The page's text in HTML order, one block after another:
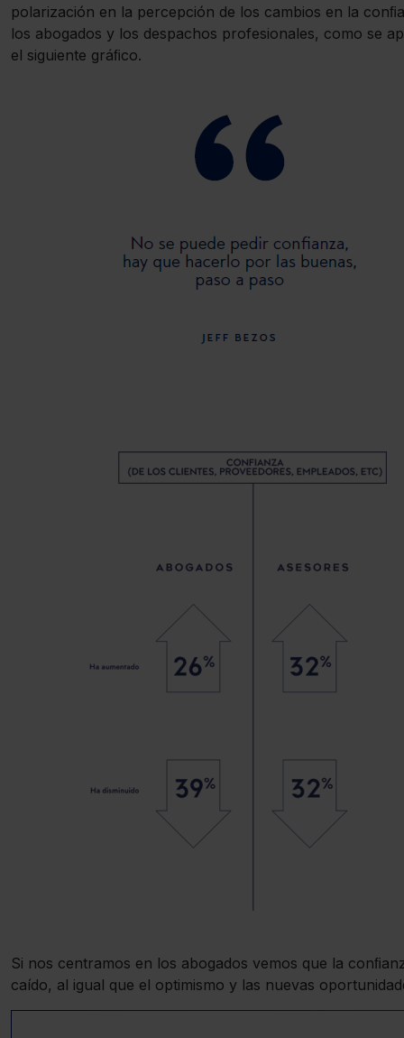
polarización en la percepción de los cambios en la
los abogados y los despachos profesionales, como se
el siguiente gráﬁco.
Si nos centramos en los abogados vemos que la
caído, al igual que el optimismo y las nuevas